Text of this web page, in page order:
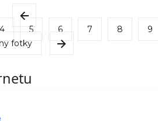
4 5 6 7 8
9
fotky